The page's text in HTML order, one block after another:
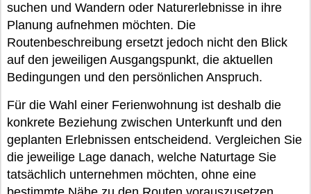
suchen und Wandern oder Naturerlebnisse in ihre
Planung aufnehmen möchten. Die
Routenbeschreibung ersetzt jedoch nicht den Blick
auf den jeweiligen Ausgangspunkt, die aktuellen
Bedingungen und den persönlichen Anspruch.
Für die Wahl einer Ferienwohnung ist deshalb die
konkrete Beziehung zwischen Unterkunft und den
geplanten Erlebnissen entscheidend. Vergleichen Sie
die jeweilige Lage danach, welche Naturtage Sie
tatsächlich unternehmen möchten, ohne eine